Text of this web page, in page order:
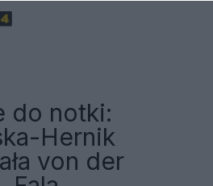
do notki:
Hernik
von der